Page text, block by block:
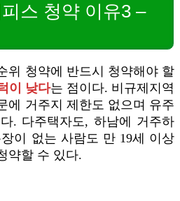
스 청약 이유3 –
위 청약에 반드시 청약해야 할
이 낮다는 점이다. 비규제지역
에 거주지 제한도 없으며 유주
. 다주택자도, 하남에 거주하
이 없는 사람도 만 19세 이상
약할 수 있다.